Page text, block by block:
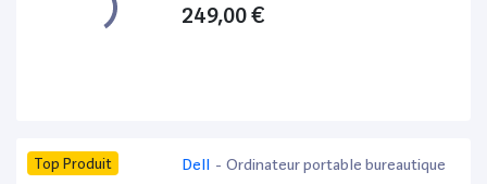
249,00 €
Top Produit Dell - Ordinateur portable bureautique